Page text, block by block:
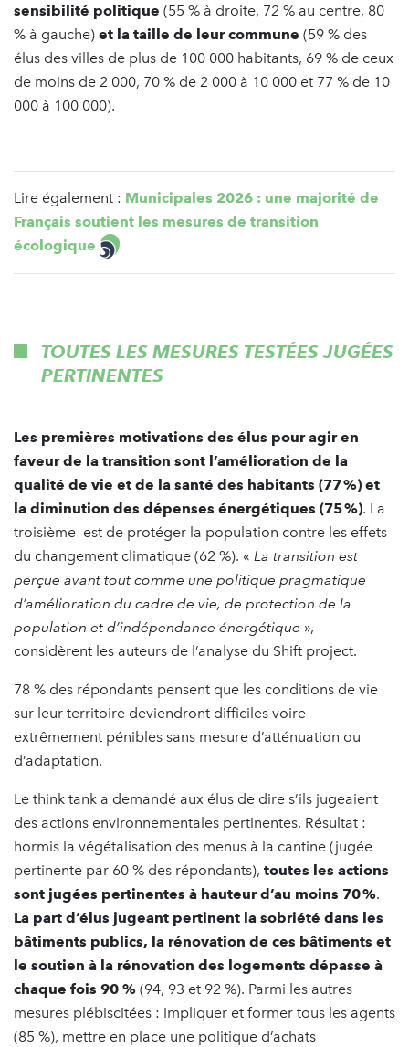
sensibilité politique (55 % à droite, 72 % au centre, 80
% à gauche) et la taille de leur commune (59 % des
élus des villes de plus de 100 000 habitants, 69 % de ceux
de moins de 2 000, 70 % de 2 000 à 10 000 et 77 % de 10
000 à 100 000).
Lire également : Municipales 2026 : une majorité de
Français soutient les mesures de transition
écologique
TOUTES LES MESURES TESTÉES JUGÉES
PERTINENTES
Les premières motivations des élus pour agir en
faveur de la transition sont l’amélioration de la
qualité de vie et de la santé des habitants (77 %) et
la diminution des dépenses énergétiques (75 %). La
troisième est de protéger la population contre les effets
du changement climatique (62 %). « La transition est
perçue avant tout comme une politique pragmatique
d’amélioration du cadre de vie, de protection de la
population et d’indépendance énergétique »,
considèrent les auteurs de l’analyse du Shift project.
78 % des répondants pensent que les conditions de vie
sur leur territoire deviendront difficiles voire
extrêmement pénibles sans mesure d’atténuation ou
d’adaptation.
Le think tank a demandé aux élus de dire s’ils jugeaient
des actions environnementales pertinentes. Résultat :
hormis la végétalisation des menus à la cantine (jugée
pertinente par 60 % des répondants), toutes les actions
sont jugées pertinentes à hauteur d’au moins 70 %.
La part d’élus jugeant pertinent la sobriété dans les
bâtiments publics, la rénovation de ces bâtiments et
le soutien à la rénovation des logements dépasse à
chaque fois 90 % (94, 93 et 92 %). Parmi les autres
mesures plébiscitées : impliquer et former tous les agents
(85 %), mettre en place une politique d’achats